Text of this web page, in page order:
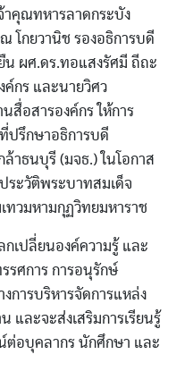
าคุณทหารลาดกระบัง
โกยวานิช รองอธิการบดี
น ผศ.ดร.ทอแสงรัศมี ถีถะ
ค์กร และนายวิศว
สื่อสารองค์กร ให้การ
ปรึกษาอธิการบดี
าธนบุรี (มจธ.) ในโอกาส
ระวัติพระบาทสมเด็จ
ทวมหามกุฏวิทยมหาราช
กเปลี่ยนองค์ความรู้ และ
รศการ การอนุรักษ์
การบริหารจัดการแหล่ง
และจะส่งเสริมการเรียนรู้
ต่อบุคลากร นักศึกษา และ